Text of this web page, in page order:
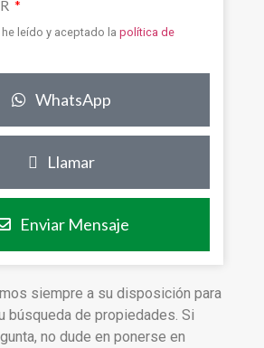
leído y aceptado la política de
WhatsApp
Llamar
Enviar Mensaje
siempre a su disposición para
búsqueda de propiedades. Si
no dude en ponerse en